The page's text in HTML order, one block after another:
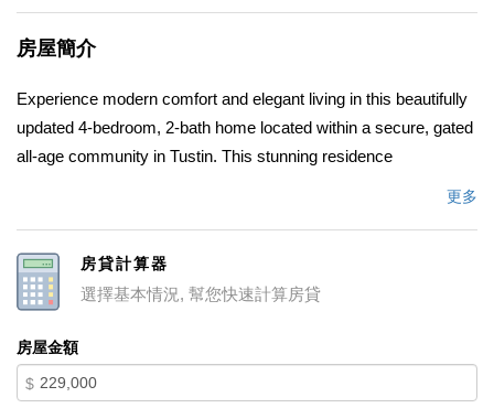
房屋簡介
Experience modern comfort and elegant living in this beautifully
updated 4-bedroom, 2-bath home located within a secure, gated
all-age community in Tustin. This stunning residence
a private rear storage area and a low-maintenance lifestyle ideal
for todayâ€™s busy homeowner. Residents enjoy exclusive
gated entryâ€”accessible only to homeowners at night for added
peace of mind. Perfectly situated near the Tustin Zoo, The
更多
房貸計算器
選擇基本情況, 幫您快速計算房貸
房屋金額
$